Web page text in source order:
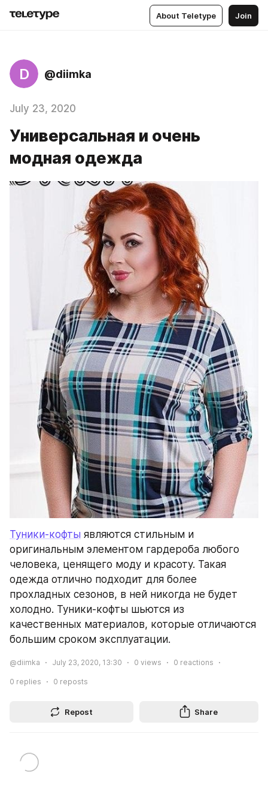
About Teletype Join
D @diimka
July 23, 2020
Универсальная и очень
модная одежда
Туники-кофты являются стильным и
оригинальным элементом гардероба любого
человека, ценящего моду и красоту. Такая
одежда отлично подходит для более
прохладных сезонов, в ней никогда не будет
холодно. Туники-кофты шьются из
качественных материалов, которые отличаются
большим сроком эксплуатации.
@diimka July 23, 2020, 13:30 0 views 0 reactions
0 replies 0 reposts
Repost Share